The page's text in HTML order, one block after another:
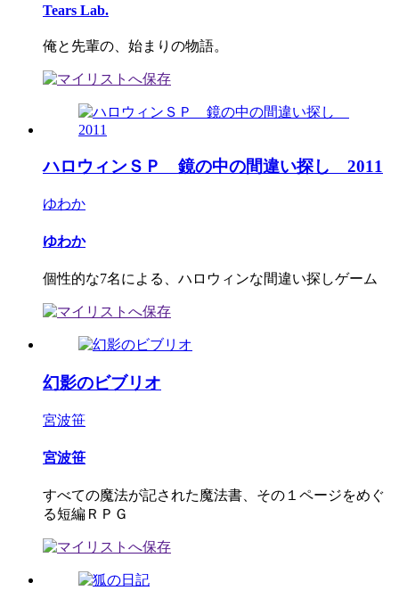
Tears Lab.
俺と先輩の、始まりの物語。
ハロウィンＳＰ 鏡の中の間違い探し 2011
ゆわか
ゆわか
個性的な7名による、ハロウィンな間違い探しゲーム
幻影のビブリオ
宮波笹
宮波笹
すべての魔法が記された魔法書、その１ページをめぐ
る短編ＲＰＧ